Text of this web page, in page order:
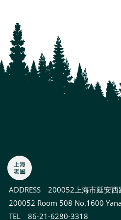
ADDRESS 200052上海市延安
200052 Room 508 No.1600
TEL 86-21-6280-3318